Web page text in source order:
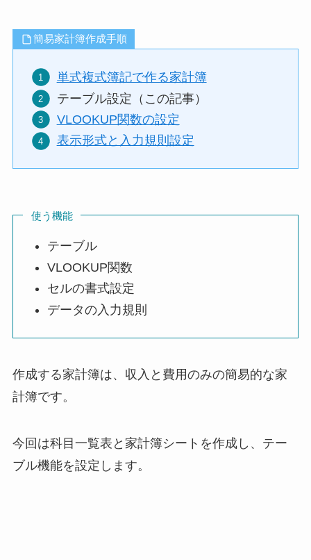
簡易家計簿作成手順
単式複式簿記で作る家計簿
テーブル設定（この記事）
VLOOKUP関数の設定
表示形式と入力規則設定
使う機能
テーブル
VLOOKUP関数
セルの書式設定
データの入力規則
作成する家計簿は、収入と費用のみの簡易的な家
計簿です。
今回は科目一覧表と家計簿シートを作成し、テー
ブル機能を設定します。